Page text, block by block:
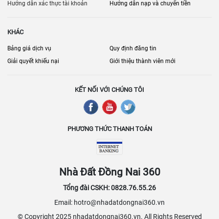
người thuê.
Hướng dẫn xác thực tài khoản
Hướng dẫn nạp và chuyển tiền
KHÁC
Bảng giá dịch vụ
Quy định đăng tin
Giải quyết khiếu nại
Giới thiệu thành viên mới
KẾT NỐI VỚI CHÚNG TÔI
PHƯƠNG THỨC THANH TOÁN
Nhà Đất Đồng Nai 360
Tổng đài CSKH: 0828.76.55.26
Email: hotro@nhadatdongnai360.vn
© Copyright 2025 nhadatdongnai360.vn. All Rights Reserved